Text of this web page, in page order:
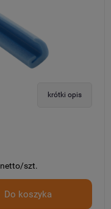
krótki opis
netto/szt.
Do koszyka